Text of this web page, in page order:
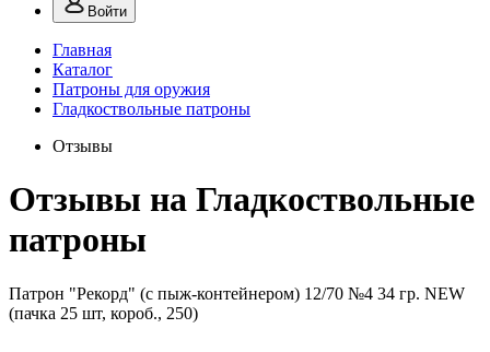
Войти
Главная
Каталог
Патроны для оружия
Гладкоствольные патроны
Отзывы
Отзывы на Гладкоствольные
патроны
Патрон "Рекорд" (с пыж-контейнером) 12/70 №4 34 гр. NEW
(пачка 25 шт, короб., 250)